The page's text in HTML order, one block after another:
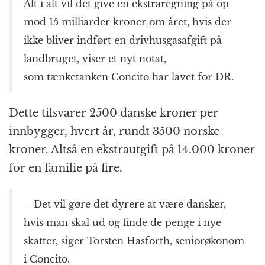
Alt i alt vil det give en ekstraregning på op
mod 15 milliarder kroner om året, hvis der
ikke bliver indført en drivhusgasafgift på
landbruget, viser et nyt notat,
som tænketanken Concito har lavet for DR.
Dette tilsvarer 2500 danske kroner per
innbygger, hvert år, rundt 3500 norske
kroner. Altså en ekstrautgift på 14.000 kroner
for en familie på fire.
– Det vil gøre det dyrere at være dansker,
hvis man skal ud og finde de penge i nye
skatter, siger Torsten Hasforth, seniorøkonom
i Concito.